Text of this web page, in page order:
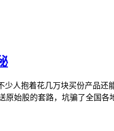
人抱着花几万块买份产品还
始股的套路，坑骗了全国各